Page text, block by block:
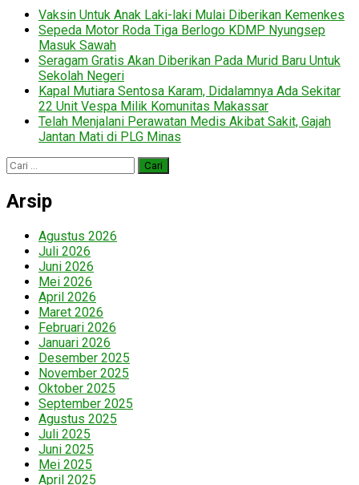
Vaksin Untuk Anak Laki-laki Mulai Diberikan Kemenkes
Sepeda Motor Roda Tiga Berlogo KDMP Nyungsep
Masuk Sawah
Seragam Gratis Akan Diberikan Pada Murid Baru Untuk
Sekolah Negeri
Kapal Mutiara Sentosa Karam, Didalamnya Ada Sekitar
22 Unit Vespa Milik Komunitas Makassar
Telah Menjalani Perawatan Medis Akibat Sakit, Gajah
Jantan Mati di PLG Minas
Cari
untuk:
Arsip
Agustus 2026
Juli 2026
Juni 2026
Mei 2026
April 2026
Maret 2026
Februari 2026
Januari 2026
Desember 2025
November 2025
Oktober 2025
September 2025
Agustus 2025
Juli 2025
Juni 2025
Mei 2025
April 2025